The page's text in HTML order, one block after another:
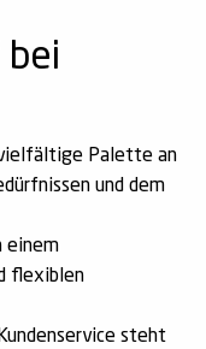
Palette an
und dem
einem
flexiblen
steht